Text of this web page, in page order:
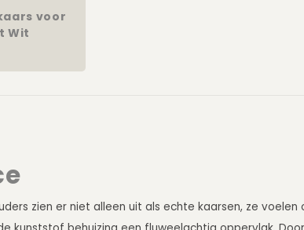
voor
Wit
zien er niet alleen uit als echte kaarsen, ze